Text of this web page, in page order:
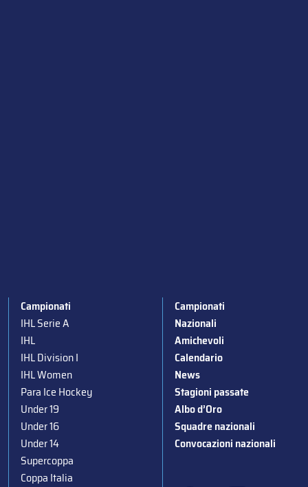
Campionati
IHL Serie A
IHL
IHL Division I
IHL Women
Para Ice Hockey
Under 19
Under 16
Under 14
Supercoppa
Coppa Italia
Campionati
Nazionali
Amichevoli
Calendario
News
Stagioni passate
Albo d’Oro
Squadre nazionali
Convocazioni nazionali